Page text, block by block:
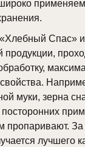
Спас»
продукции,
муки, зерна
пропаривают. За
лучшего